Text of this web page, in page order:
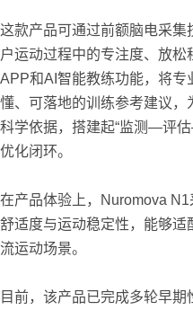
这款产品可通过前额脑电采集
户运动过程中的专注度、放
APP和AI智能教练功能，将专
懂、可落地的训练参考建议
科学依据，搭建起“监测—评
优化闭环。
在产品体验上，Nuromova
舒适度与运动稳定性，能够
流运动场景。
目前，该产品已完成多轮早